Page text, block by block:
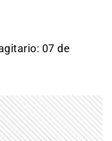
07 de